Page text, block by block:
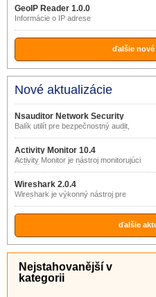
GeoIP Reader 1.0.0
Informácie o IP adrese
ďalšie
Nové aktualizácie
Nsauditor Network Security
Audítor 3.0.14
Balík utilít pre bezpečnostný audit,
monitorovanie a skenovanie sietí.
Activity Monitor 10.4
Activity Monitor je nástroj monitorujúci
počítače v sieti: snímky pracovnej
plochy, spustené programy, navštívené
weby, stlačené klávesy a pod.
Wireshark 2.0.4
Wireshark je výkonný nástroj pre
analýzu sieťových protokolov,
umožňujúci zachytávanie a podrobné
skúmanie dát pretekajúcich sietí alebo
zachytených a uložených na disku.
ďalšie
Nejstahovanější v
kategorii